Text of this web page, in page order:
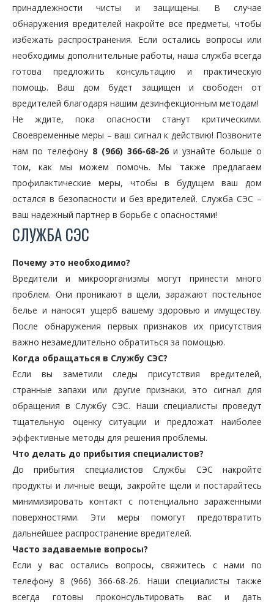
принадлежности чисты и защищены. В случае
обнаружения вредителей накройте все предметы, чтобы
избежать распространения. Если остались вопросы или
необходимы дополнительные работы, наша служба всегда
готова предложить консультацию и практическую
помощь. Ваш дом будет защищен и свободен от
вредителей благодаря нашим дезинфекционным методам!
Не ждите, пока опасности станут критическими.
Своевременные меры – ваш сигнал к действию! Позвоните
нам по телефону 8 (966) 366-68-26 и узнайте больше о
том, как мы можем помочь. Мы также предлагаем
профилактические меры, чтобы в будущем ваш дом
остался в безопасности и без вредителей. Служба СЭС –
ваш надежный партнер в борьбе с опасностями!
СЛУЖБА СЭС
Почему это необходимо?
Вредители и микроорганизмы могут принести много
проблем. Они проникают в щели, заражают постельное
белье и наносят ущерб вашему здоровью и имуществу.
После обнаружения первых признаков их присутствия
важно незамедлительно обратиться за помощью.
Когда обращаться в Службу СЭС?
Если вы заметили следы присутствия вредителей,
странные запахи или другие признаки, это сигнал для
обращения в Службу СЭС. Наши специалисты проведут
тщательную оценку ситуации и предложат наиболее
эффективные методы для решения проблемы.
Что делать до прибытия специалистов?
До прибытия специалистов Службы СЭС накройте
продукты и личные вещи, закройте щели и постарайтесь
минимизировать контакт с потенциально зараженными
поверхностями. Эти меры помогут предотвратить
дальнейшее распространение вредителей.
Часто задаваемые вопросы?
Если у вас остались вопросы, свяжитесь с нами по
телефону 8 (966) 366-68-26. Наши специалисты также
всегда готовы проконсультировать вас и дать